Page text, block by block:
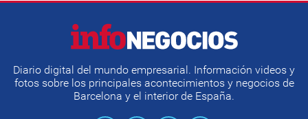
Diario digital del mundo empresarial. Información videos y
fotos sobre los principales acontecimientos y negocios de
Barcelona y el interior de España.